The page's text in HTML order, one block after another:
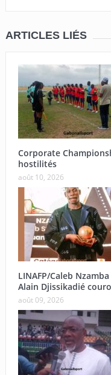
ARTICLES LIÉS
Corporate
hostilités
août 10, 2026
LINAFP/Caleb
Alain Djissikadié
août 09, 2026